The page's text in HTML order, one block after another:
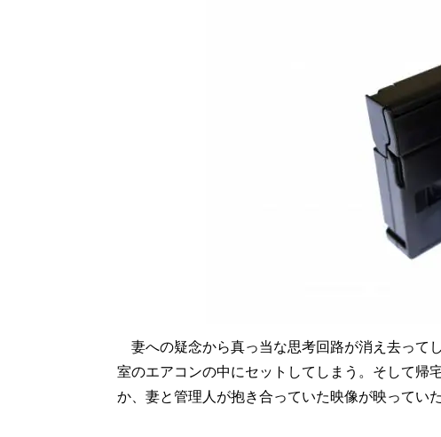
妻への疑念から真っ当な思考回路が消え去って
室のエアコンの中にセットしてしまう。そして帰
か、妻と管理人が抱き合っていた映像が映っていた